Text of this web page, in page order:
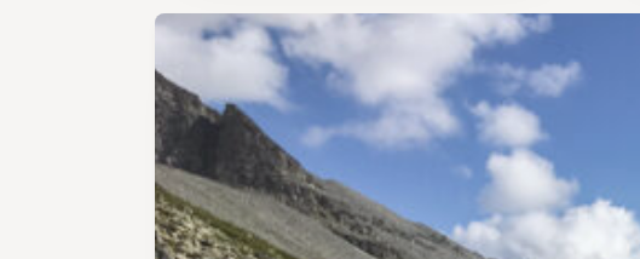
dem Calancatal. Obschon die
Wanderung immer über
bündnerisches Gebiet verläuft,
kommt viel Tessinatmosphäre auf.
Wer nur zwei Tage Zeit hat, für den
gibt es eine lohnende Alternative:
Auf der Anfahrt nach Rossa erlebt
man die ganze Schönheit der alten
Weiler und steilen Felswände